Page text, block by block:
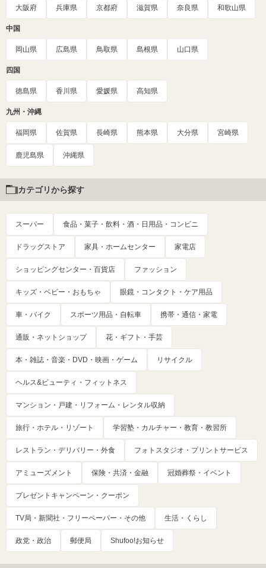
大阪府 兵庫県 京都府 滋賀県 奈良県 和歌山県
中国
岡山県 広島県 鳥取県 島根県 山口県
四国
徳島県 香川県 愛媛県 高知県
九州・沖縄
福岡県 佐賀県 長崎県 熊本県 大分県 宮崎県
鹿児島県 沖縄県
カテゴリから探す
スーパー 食品・菓子・飲料・酒・日用品・コンビニ
ドラッグストア 家具・ホームセンター 家電店
ショッピングセンター・百貨店 ファッション
キッズ・ベビー・おもちゃ 眼鏡・コンタクト・ケア用品
車・バイク スポーツ用品・自転車 携帯・通信・家電
通販・ネットショップ 花・ギフト・手芸
本・雑誌・音楽・DVD・映画・ゲーム リサイクル
ヘルス&ビューティ・フィットネス
マンション・戸建・リフォーム・レンタル収納
旅行・ホテル・リゾート 学習塾・カルチャー・教育・教習所
レストラン・デリバリー・外食 フォトスタジオ・プリントサービス
アミューズメント 保険・共済・金融 冠婚葬祭・イベント
プレゼントキャンペーン・クーポン
TV局・新聞社・フリーペーパー・その他 生活・くらし
政党・政治 郵便局 Shufoo!お知らせ